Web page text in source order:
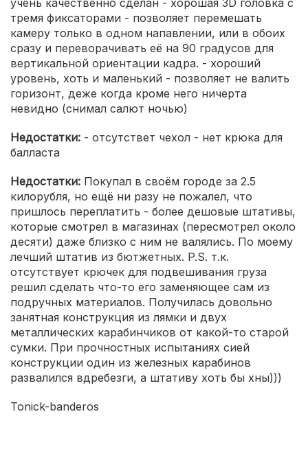
учень качественно сделан - хорошая 3D головка с
тремя фиксаторами - позволяет перемешать
камеру только в одном напавлении, или в обоих
сразу и переворачивать её на 90 градусов для
вертикальной ориентации кадра. - хороший
уровень, хоть и маленький - позволяет не валить
горизонт, деже когда кроме него ничерта
невидно (снимал салют ночью)
Недостатки: - отсутствет чехол - нет крюка для
балласта
Недостатки: Покупал в своём городе за 2.5
килорубля, но ещё ни разу не пожалел, что
пришлось переплатить - более дешовые штативы,
которые смотрел в магазинах (пересмотрел около
десяти) даже близко с ним не валялись. По моему
лечший штатив из бютжетных. P.S. т.к.
отсутствует крючек для подвешивания груза
решил сделать что-то его заменяющее сам из
подручных материалов. Получилась довольно
занятная конструкция из лямки и двух
металлических карабинчиков от какой-то старой
сумки. При прочностных испытаниях сией
конструкции один из железных карабинов
развалился вдребезги, а штативу хоть бы хны)))
Tonick-banderos